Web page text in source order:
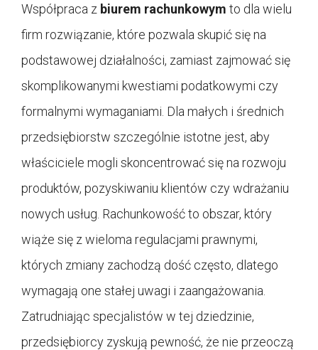
Współpraca z biurem rachunkowym to dla wielu
firm rozwiązanie, które pozwala skupić się na
podstawowej działalności, zamiast zajmować się
skomplikowanymi kwestiami podatkowymi czy
formalnymi wymaganiami. Dla małych i średnich
przedsiębiorstw szczególnie istotne jest, aby
właściciele mogli skoncentrować się na rozwoju
produktów, pozyskiwaniu klientów czy wdrażaniu
nowych usług. Rachunkowość to obszar, który
wiąże się z wieloma regulacjami prawnymi,
których zmiany zachodzą dość często, dlatego
wymagają one stałej uwagi i zaangażowania.
Zatrudniając specjalistów w tej dziedzinie,
przedsiębiorcy zyskują pewność, że nie przeoczą